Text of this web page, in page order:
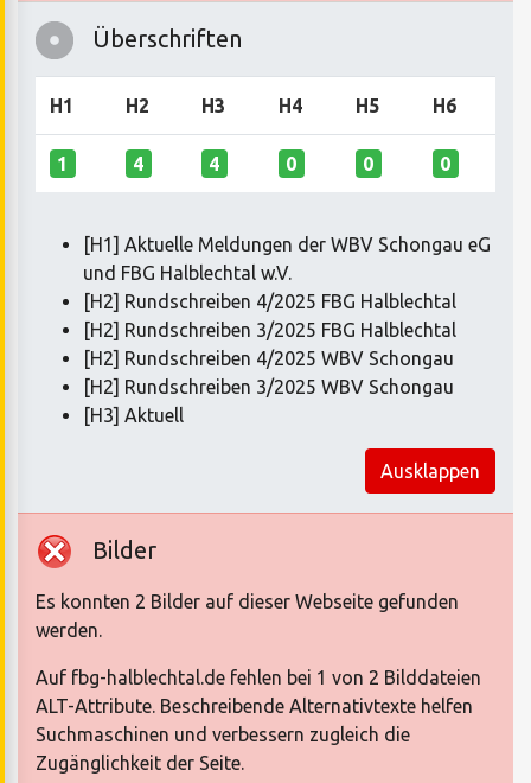
Überschriften
H1 H2 H3 H4 H5 H6
1 4 4 0 0 0
[H1] Aktuelle Meldungen der WBV Schongau eG
und FBG Halblechtal w.V.
[H2] Rundschreiben 4/2025 FBG Halblechtal
[H2] Rundschreiben 3/2025 FBG Halblechtal
[H2] Rundschreiben 4/2025 WBV Schongau
[H2] Rundschreiben 3/2025 WBV Schongau
[H3] Aktuell
Ausklappen
Bilder
Es konnten 2 Bilder auf dieser Webseite gefunden
werden.
Auf fbg-halblechtal.de fehlen bei 1 von 2 Bilddateien
ALT-Attribute. Beschreibende Alternativtexte helfen
Suchmaschinen und verbessern zugleich die
Zugänglichkeit der Seite.